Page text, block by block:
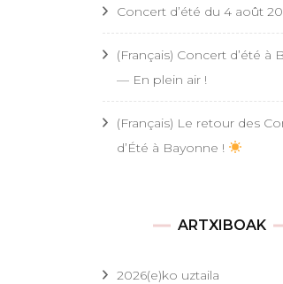
Concert d’été du 4 août
(Français) Concert d’été à
— En plein air !
(Français) Le retour des
d’Été à Bayonne !
ARTXIBOAK
2026(e)ko uztaila